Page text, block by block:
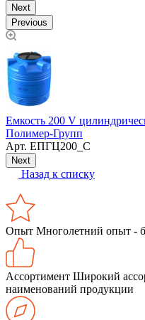
Next
Previous
Емкость 200 V
Полимер-Групп
Арт. ЕПГЦ200_С
Next
Назад к списку
Опыт Многолетний опыт -
Ассортимент Широкий
наименований продукции